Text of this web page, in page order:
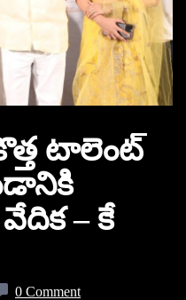
టాలెంట్
– కే
0 Comment